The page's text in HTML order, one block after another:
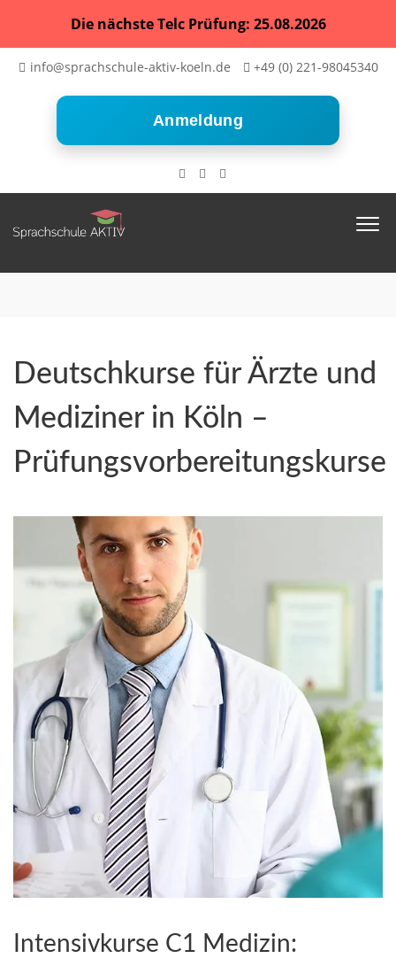
Die nächste Telc Prüfung: 25.08.2026
info@sprachschule-aktiv-koeln.de +49 (0) 221-98045340
Anmeldung
Deutschkurse für Ärzte und
Mediziner in Köln –
Prüfungsvorbereitungskurse
Intensivkurse C1 Medizin: